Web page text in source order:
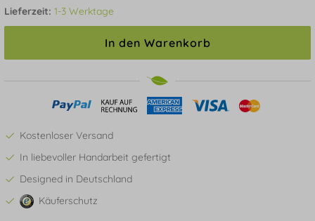
Lieferzeit: 1-3 Werktage
In den Warenkorb
Kostenloser Versand
In liebevoller Handarbeit gefertigt
Designed in Deutschland
Käuferschutz